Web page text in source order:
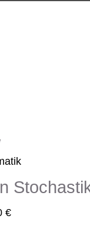
€
€
30,00 €.